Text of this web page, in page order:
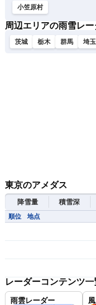
小笠原村
周辺エリアの雨雪レ
茨城 栃木 群馬 埼玉
東京のアメダス
降雪量 積雪深
順位 地点
レーダーコンテンツ一
雨雲レーダー